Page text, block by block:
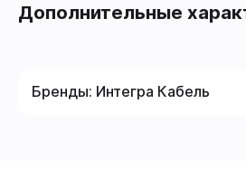
Дополнительные
Бренды: Интегра Кабель